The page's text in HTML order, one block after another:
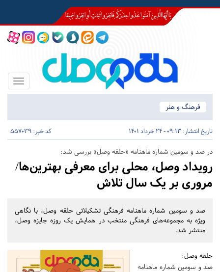
Toggle
فرهنگ و هنر
تاریخ انتشار: 09:13 - 24 خرداد 1401 کد خبر: 557039
در صد و سومین شماره ماهنامه «حلقه وصل» بررسی شد:
رویداد وصل، محلی برای معرفی بهترین‌ها/
مروری بر یک سال تلاش
صد و سومین شماره ماهنامه فرهنگی تشکیلاتی حلقه وصل، با نگاهی
ویژه به مجموعه‌های فرهنگی منتخب در همایش یک روزه جایزه وصل،
منتشر شد.
حلقه وصل:
صد و سومین شماره ماهنامه